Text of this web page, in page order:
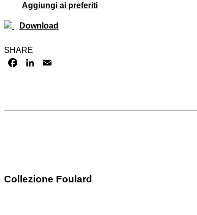
Aggiungi ai preferiti
Download
SHARE
FACEBOOK
LINKEDIN
Collezione Foulard